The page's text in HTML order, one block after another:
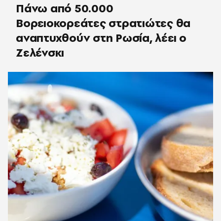
Πάνω από 50.000
Βορειοκορεάτες στρατιώτες θα
αναπτυχθούν στη Ρωσία, λέει ο
Ζελένσκι